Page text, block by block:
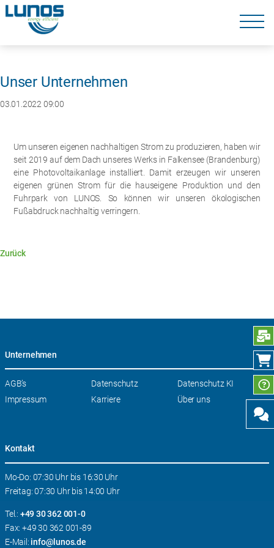
Navigation
überspringen
Navigation
Unser Unternehmen
03.01.2022 09:00
Um unseren eigenen nachhaltigen Strom zu produzieren, haben wir
seit 2019 auf dem Dach unseres Werks in Falkensee (Brandenburg)
eine Photovoltaikanlage installiert. Damit erzeugen wir unseren
eigenen grünen Strom für die hauseigene Produktion und den
Fuhrpark von LUNOS. So können wir unseren ökologischen
Fußabdruck nachhaltig verringern.
Zurück
Unternehmen
Navigation
AGB’s Datenschutz
Datenschutz KI
Impressum
Karriere Über uns
Kontakt
Mo-Do: 07:30 Uhr bis 16:30 Uhr
Freitag: 07:30 Uhr bis 14:00 Uhr
Tel.: +49 30 362 001-0
Fax: +49 30 362 001-89
E-Mail: info@lunos.de